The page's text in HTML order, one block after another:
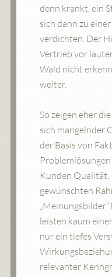
denn krankt, ein
sich dann zu
verdichten. Der
Vertrieb vor
Wald nicht
weiter.
So zeigen eher
sich mangelnder
der Basis von
Kunden Qualität,
gewünschten
leisten kaum
nur ein tiefes
relevanter